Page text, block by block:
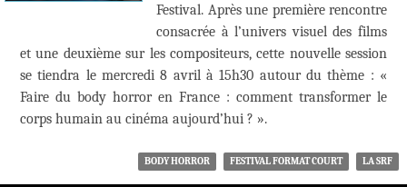
Festival. Après une première rencontre
consacrée à l’univers visuel des films
et une deuxième sur les compositeurs, cette nouvelle session
se tiendra le mercredi 8 avril à 15h30 autour du thème : «
Faire du body horror en France : comment transformer le
corps humain au cinéma aujourd’hui ? ».
BODY HORROR FESTIVAL FORMAT COURT LA SRF